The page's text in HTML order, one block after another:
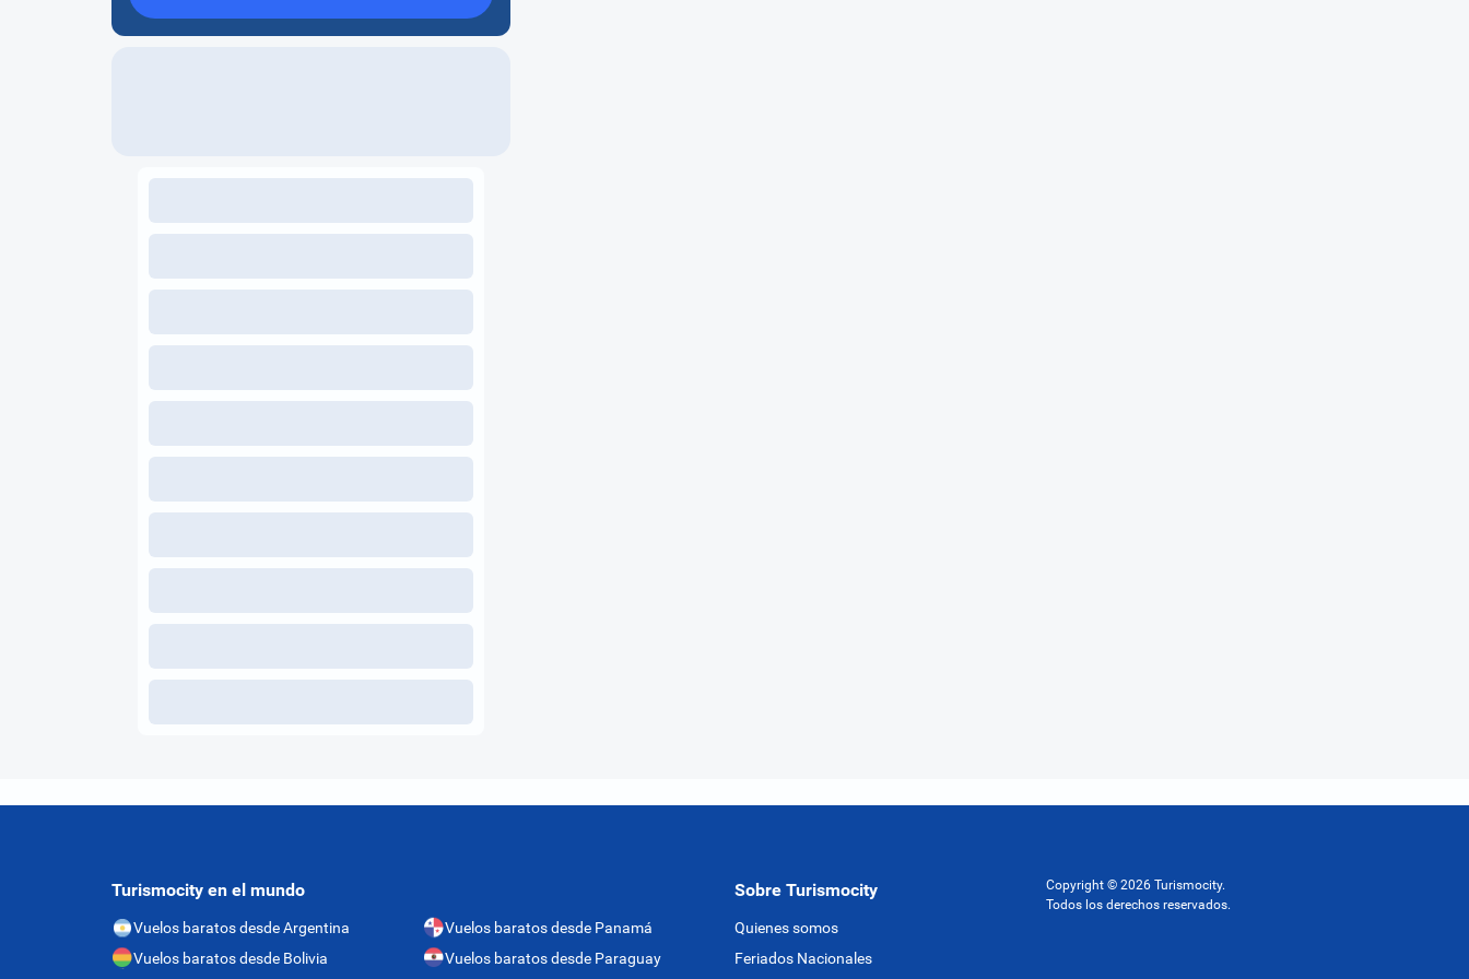
Turismocity en el mundo
Vuelos baratos desde Argentina
Vuelos baratos desde Bolivia
Vuelos baratos desde Panamá
Vuelos baratos desde Paraguay
Sobre Turismocity
Quienes somos
Feriados Nacionales
Copyright © 2026 Turismocity.
Todos los derechos reservados.